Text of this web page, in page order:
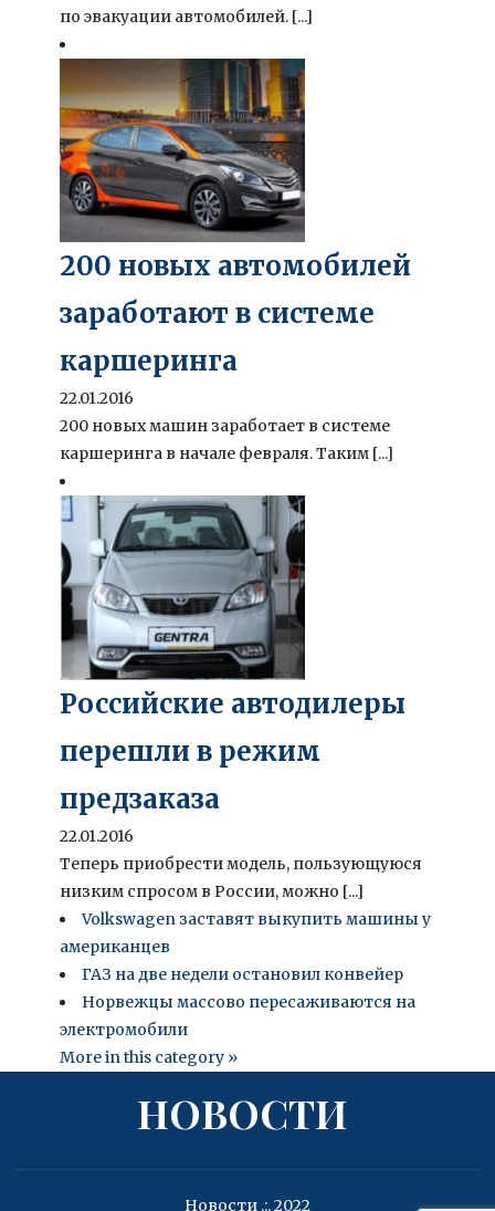
по эвакуации автомобилей. [...]
200 новых автомобилей
заработают в системе
каршеринга
22.01.2016
200 новых машин заработает в системе
каршеринга в начале февраля. Таким [...]
Российские автодилеры
перешли в режим
предзаказа
22.01.2016
Теперь приобрести модель, пользующуюся
низким спросом в России, можно [...]
Volkswagen заставят выкупить машины у
американцев
ГАЗ на две недели остановил конвейер
Норвежцы массово пересаживаются на
электромобили
More in this category »
НОВОСТИ
Новости .:. 2022